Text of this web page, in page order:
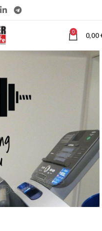
0 0,00